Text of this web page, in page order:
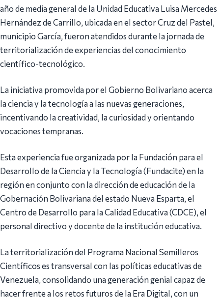
año de media general de la Unidad Educativa Luisa Mercedes
Hernández de Carrillo, ubicada en el sector Cruz del Pastel,
municipio García, fueron atendidos durante la jornada de
territorialización de experiencias del conocimiento
científico-tecnológico.
La iniciativa promovida por el Gobierno Bolivariano acerca
la ciencia y la tecnología a las nuevas generaciones,
incentivando la creatividad, la curiosidad y orientando
vocaciones tempranas.
Esta experiencia fue organizada por la Fundación para el
Desarrollo de la Ciencia y la Tecnología (Fundacite) en la
región en conjunto con la dirección de educación de la
Gobernación Bolivariana del estado Nueva Esparta, el
Centro de Desarrollo para la Calidad Educativa (CDCE), el
personal directivo y docente de la institución educativa.
La territorialización del Programa Nacional Semilleros
Científicos es transversal con las políticas educativas de
Venezuela, consolidando una generación genial capaz de
hacer frente a los retos futuros de la Era Digital, con un